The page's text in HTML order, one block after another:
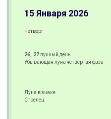
+
15 Января 2026
Четверг
26, 27лунный день
Убывающая луна четвертая фаза
Луна в знаке
Стрелец